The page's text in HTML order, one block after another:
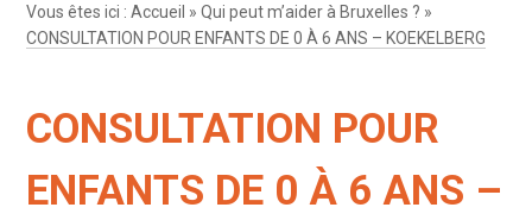
Vous êtes ici :Accueil »Qui peut m’aider à Bruxelles ? »
CONSULTATION POUR ENFANTS DE 0 À 6 ANS – KOEKELBERG
CONSULTATION POUR
ENFANTS DE 0 À 6 ANS –